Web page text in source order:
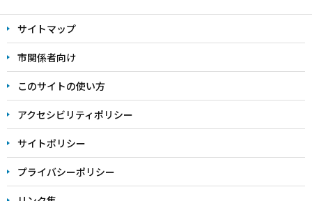
文
こ
こ
ま
で
サイトマップ
市関係者向け
このサイトの使い方
アクセシビリティポリシー
サイトポリシー
プライバシーポリシー